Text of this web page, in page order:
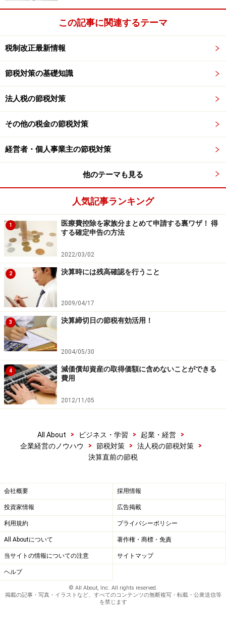
この記事に関連するテーマ
税制改正最新情報
節税対策の基礎知識
法人税の節税対策
その他の税金の節税対策
経営者・個人事業主の節税対策
他のテーマも見る
人気記事ランキング
1
医療費控除を家族分まとめて申請する裏ワザ！ 得
する確定申告の方法
2022/03/02
2 決算時には残高確認を行うこと
2009/04/17
3 決算締切日の節税有効活用！
2004/05/30
4
減価償却資産の取得価額に含めないことができる
費用
2012/11/05
All About > ビジネス・学習 > 起業・経営
>
企業経営のノウハウ
> 節税対策 > 法人税の節税対策
>
決算直前の節税
会社概要 採用情報
投資家情報 広告掲載
利用規約 プライバシーポリシー
All Aboutについて 著作権・商標・免責
当サイトの情報についての注意 サイトマップ
ヘルプ
© All About, Inc. All rights reserved.
掲載の記事・写真・イラストなど、すべてのコンテンツの無断複写・転載・公衆送信等
を禁じます